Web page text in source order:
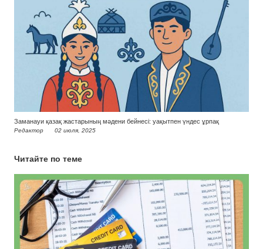
Заманауи қазақ жастарының мәдени бейнесі: уақытпен үндес ұрпақ
Редактор 02 июля, 2025
Читайте по теме